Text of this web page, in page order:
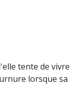
tente de vivre
lorsque sa